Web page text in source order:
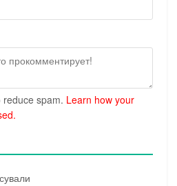
spam. Learn how your